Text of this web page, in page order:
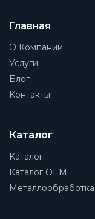
Минимальное
14 бар
Тип
Материал
Тип резьбы
NPT
Главная
О Компании
Услуги
Блог
Контакты
Каталог
Каталог
Каталог OEM
Металлообработка